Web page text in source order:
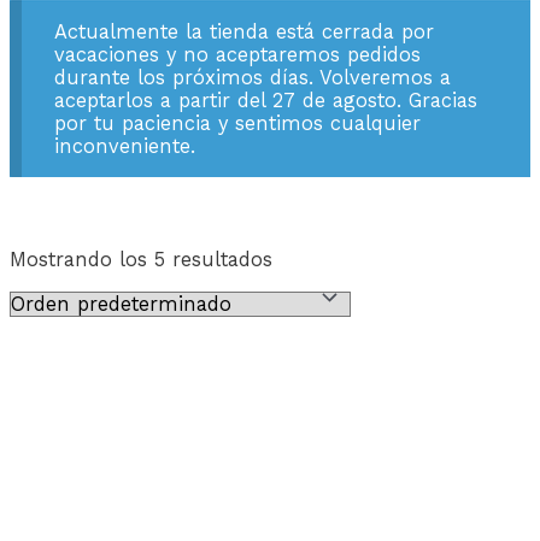
Actualmente la tienda está cerrada por
vacaciones y no aceptaremos pedidos
durante los próximos días. Volveremos a
aceptarlos a partir del 27 de agosto. Gracias
por tu paciencia y sentimos cualquier
inconveniente.
Mostrando los 5 resultados